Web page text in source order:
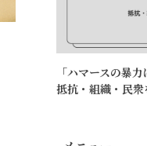
「ハマースの暴
抵抗・組織・民